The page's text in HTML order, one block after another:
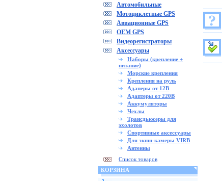
Автомобильные
Мотоциклетные GPS
Авиационные GPS
OEM GPS
Видеорегистраторы
Аксессуары
Наборы (крепление +
питание)
Морские крепления
Крепления на руль
Адаперы от 12В
Адаптеры от 220В
Аккумуляторы
Чехлы
Трансдьюсеры для
эхолотов
Спортивные аксессуары
Для экшн-камеры VIRB
Антенны
Список товаров
КОРЗИНА